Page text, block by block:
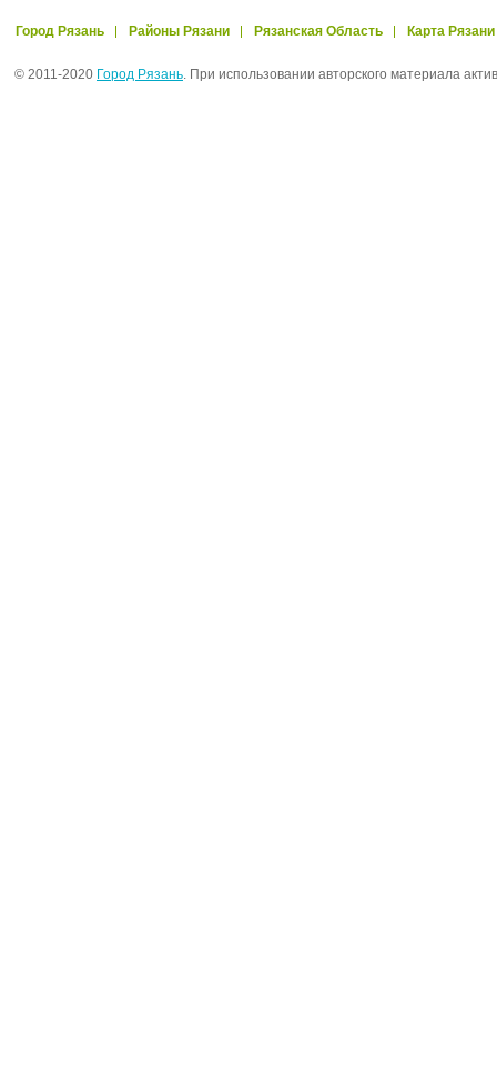
Город Рязань Районы Рязани Рязанская Область Карта Рязани
© 2011-2020 Город Рязань. При использовании авторского материала